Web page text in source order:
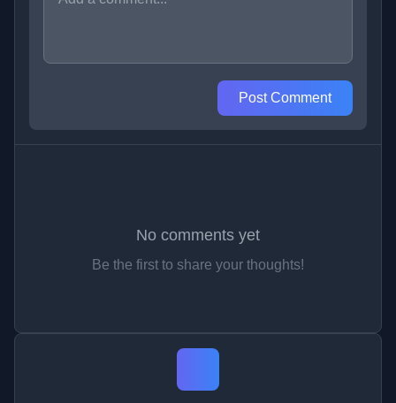
Post Comment
No comments yet
Be the first to share your thoughts!